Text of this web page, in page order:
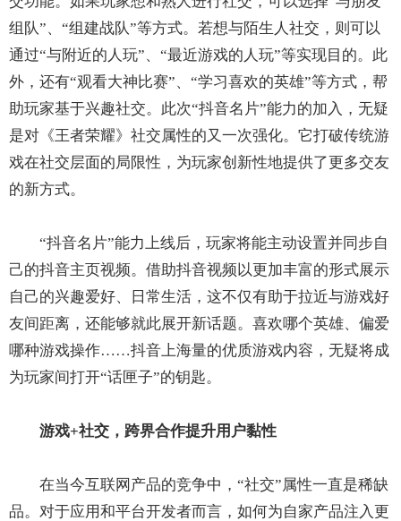
组队”、“组建战队”等方式。若想与陌生人社交，则可以
通过“与附近的人玩”、“最近游戏的人玩”等实现目的。此
外，还有“观看大神比赛”、“学习喜欢的英雄”等方式，帮
助玩家基于兴趣社交。此次“抖音名片”能力的加入，无疑
是对《王者荣耀》社交属性的又一次强化。它打破传统游
戏在社交层面的局限性，为玩家创新性地提供了更多交友
的新方式。
“抖音名片”能力上线后，玩家将能主动设置并同步自
己的抖音主页视频。借助抖音视频以更加丰富的形式展示
自己的兴趣爱好、日常生活，这不仅有助于拉近与游戏好
友间距离，还能够就此展开新话题。喜欢哪个英雄、偏爱
哪种游戏操作……抖音上海量的优质游戏内容，无疑将成
为玩家间打开“话匣子”的钥匙。
游戏+社交，跨界合作提升用户黏性
在当今互联网产品的竞争中，“社交”属性一直是稀缺
品。对于应用和平台开发者而言，如何为自家产品注入更